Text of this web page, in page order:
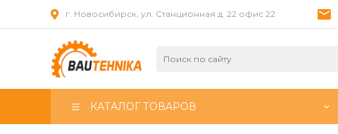
г. Новосибирск, ул. Станционная д. 22 офис 22
КАТАЛОГ ТОВАРОВ